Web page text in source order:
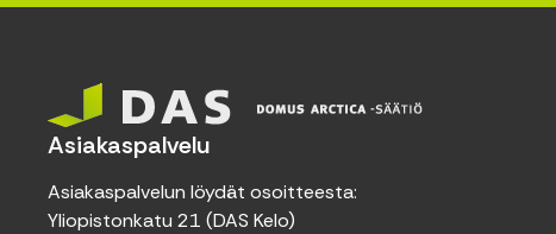
Asiakaspalvelu
Asiakaspalvelun löydät osoitteesta:
Yliopistonkatu 21 (DAS Kelo)